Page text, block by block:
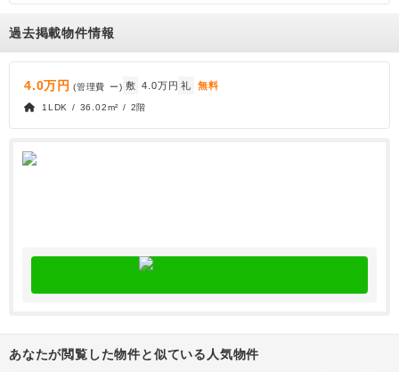
過去掲載物件情報
4.0万円 (管理費 ー) 敷 4.0万円 礼 無料
1LDK / 36.02m² / 2階
あなたが閲覧した物件と似ている人気物件